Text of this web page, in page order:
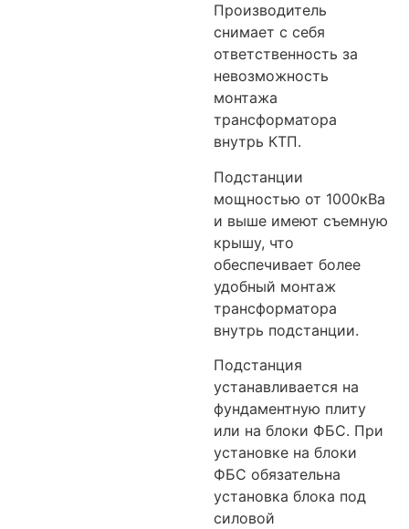
Производитель
снимает с себя
ответственность за
невозможность
монтажа
трансформатора
внутрь КТП.
Подстанции
мощностью от 1000кВа
и выше имеют съемную
крышу, что
обеспечивает более
удобный монтаж
трансформатора
внутрь подстанции.
Подстанция
устанавливается на
фундаментную плиту
или на блоки ФБС. При
установке на блоки
ФБС обязательна
установка блока под
силовой